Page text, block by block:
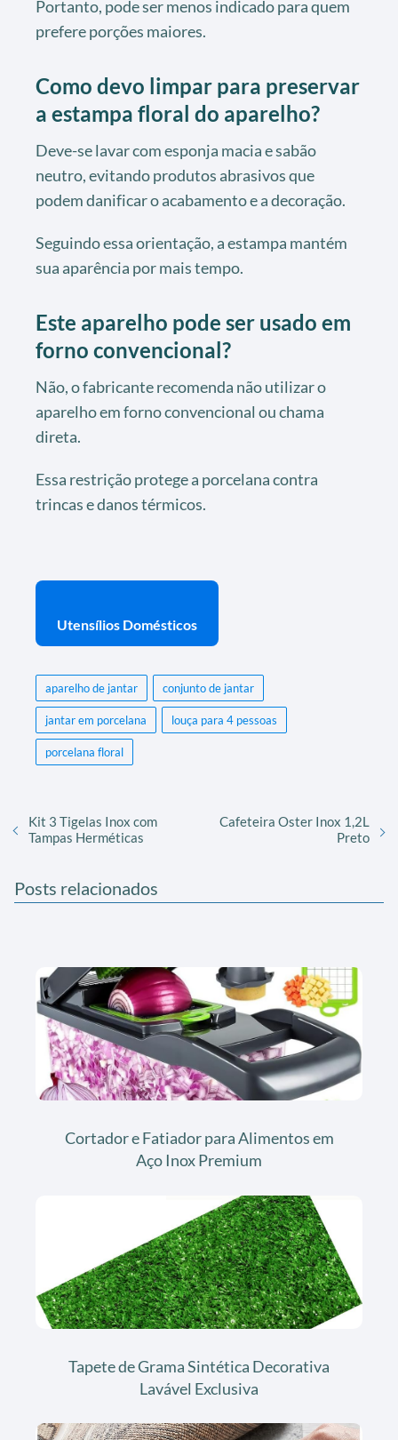
Portanto, pode ser menos indicado para quem
prefere porções maiores.
Como devo limpar para preservar
a estampa floral do aparelho?
Deve-se lavar com esponja macia e sabão
neutro, evitando produtos abrasivos que
podem danificar o acabamento e a decoração.
Seguindo essa orientação, a estampa mantém
sua aparência por mais tempo.
Este aparelho pode ser usado em
forno convencional?
Não, o fabricante recomenda não utilizar o
aparelho em forno convencional ou chama
direta.
Essa restrição protege a porcelana contra
trincas e danos térmicos.
Utensílios Domésticos
aparelho de jantar conjunto de jantar
jantar em porcelana louça para 4 pessoas
porcelana floral
Kit 3 Tigelas Inox com
Tampas Herméticas
Cafeteira Oster Inox 1,2L
Preto
Posts relacionados
Cortador e Fatiador para Alimentos em
Aço Inox Premium
Tapete de Grama Sintética Decorativa
Lavável Exclusiva